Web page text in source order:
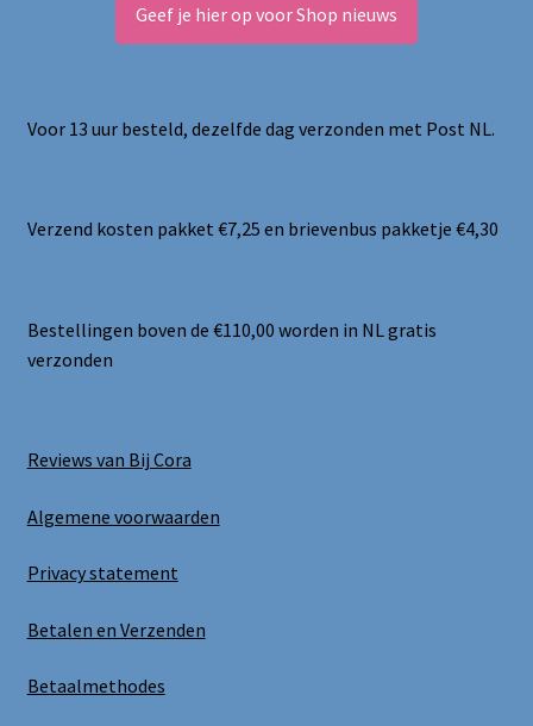
Geef je hier op voor Shop nieuws
Voor 13 uur besteld, dezelfde dag verzonden met Post NL.
Verzend kosten pakket €7,25 en brievenbus pakketje €4,30
Bestellingen boven de €110,00 worden in NL gratis
verzonden
Reviews van Bij Cora
Algemene voorwaarden
Privacy statement
Betalen en Verzenden
Betaalmethodes